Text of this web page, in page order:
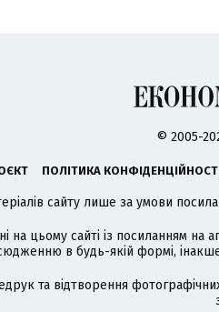
© 2005-
ПОЛІТИКА
сайту лише за умови
на цьому сайті із посиланням на
в будь-якій формі,
та відтворення